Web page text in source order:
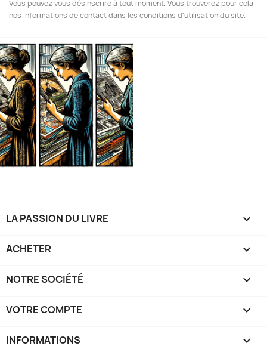
Vous pouvez vous désinscrire à tout moment. Vous trouverez pour cela
nos informations de contact dans les conditions d'utilisation du site.
LA PASSION DU LIVRE 
ACHETER 
NOTRE SOCIÉTÉ 
VOTRE COMPTE 
INFORMATIONS keyboard_arrow_down